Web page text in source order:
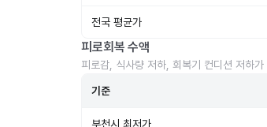
전국 평균가
피로회복 수액
피로감, 식사량 저하, 회복기 컨디션 저하
기준
부천시 최저가